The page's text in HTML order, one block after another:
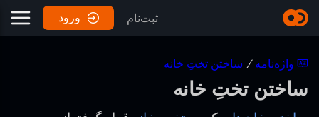
ثبت‌نام ورود
واژه‌نامه / ساختن تختِ خانه
ساختن تختِ خانه